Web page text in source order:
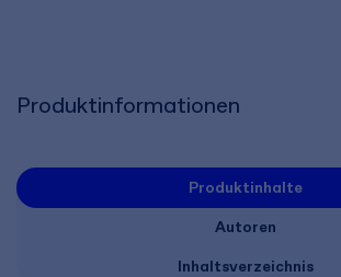
Produktinformationen
Produktinhalte
Autoren
Inhaltsverzeichnis